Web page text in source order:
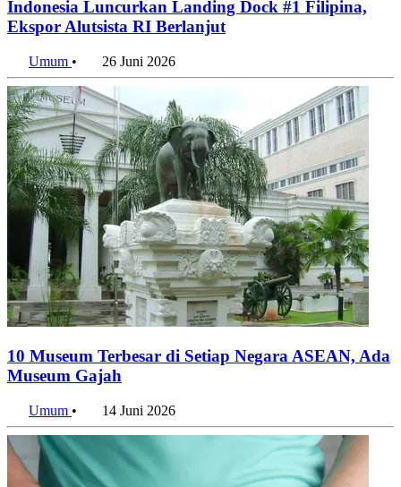
Indonesia Luncurkan Landing Dock #1 Filipina,
Umum• 26 Juni 2026
10 Museum Terbesar di Setiap Negara ASEAN, Ada
Umum• 14 Juni 2026